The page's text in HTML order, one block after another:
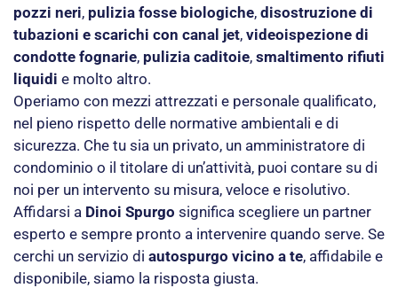
pozzi neri, pulizia fosse biologiche, disostruzione di
tubazioni e scarichi con canal jet, videoispezione di
condotte fognarie, pulizia caditoie, smaltimento rifiuti
liquidi e molto altro.
Operiamo con mezzi attrezzati e personale qualificato,
nel pieno rispetto delle normative ambientali e di
sicurezza. Che tu sia un privato, un amministratore di
condominio o il titolare di un’attività, puoi contare su di
noi per un intervento su misura, veloce e risolutivo.
Affidarsi a Dinoi Spurgo significa scegliere un partner
esperto e sempre pronto a intervenire quando serve. Se
cerchi un servizio di autospurgo vicino a te, affidabile e
disponibile, siamo la risposta giusta.